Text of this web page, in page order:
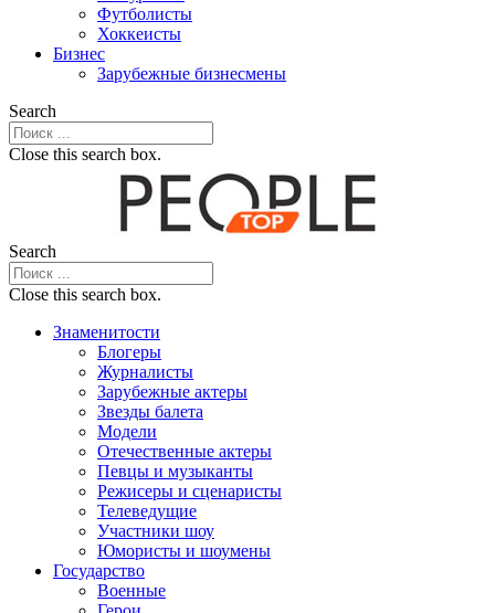
Футболисты
Хоккеисты
Бизнес
Зарубежные бизнесмены
Search
Close this search box.
Search
Close this search box.
Знаменитости
Блогеры
Журналисты
Зарубежные актеры
Звезды балета
Модели
Отечественные актеры
Певцы и музыканты
Режисеры и сценаристы
Телеведущие
Участники шоу
Юмористы и шоумены
Государство
Военные